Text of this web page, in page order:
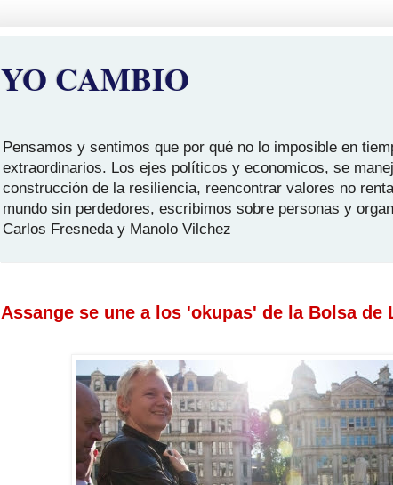
YO CAMBIO
Pensamos y sentimos que por qué no lo imposible en
extraordinarios. Los ejes políticos y economicos, se
construcción de la resiliencia, reencontrar valores no
mundo sin perdedores, escribimos sobre personas y
Carlos Fresneda y Manolo Vilchez
Assange se une a los 'okupas' de la Bolsa de